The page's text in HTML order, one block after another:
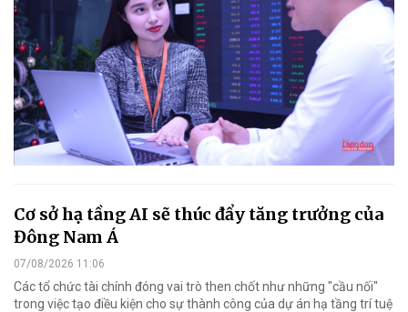
Cơ sở hạ tầng AI sẽ thúc đẩy tăng trưởng của
Đông Nam Á
07/08/2026 11:06
Các tổ chức tài chính đóng vai trò then chốt như những "cầu nối"
trong việc tạo điều kiện cho sự thành công của dự án hạ tầng trí tuệ